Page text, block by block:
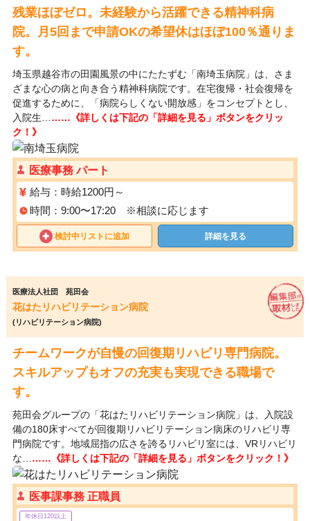
残業ほぼゼロ。未経験から活躍できる精神科病
院。月5回まで申請OKの希望休はほぼ100％通りま
す。
埼玉県越谷市の田園風景の中にたたずむ「南埼玉病院」は、さま
ざまな心の病と向き合う精神科病院です。在宅復帰・社会復帰を
促進するために、「病院らしくない開放感」をコンセプトとし、
入院生… ……《詳しくは下記の「詳細を見る」ボタンをクリッ
ク！》
医療事務 パート
給与：時給1200円～
時間：9:00〜17:20 ※相談に応じます
検討中リストに追加 詳細を見る
医療法人社団 苑田会
花はたリハビリテーション病院
(リハビリテーション病院)
チームワークが自慢の回復期リハビリ専門病院。
スキルアップもオフの充実も実現できる職場で
す。
苑田会グループの「花はたリハビリテーション病院」は、入院設
備の180床すべてが回復期リハビリテーション病床のリハビリ専
門病院です。地域屈指の広さを誇るリハビリ室には、VRリハビリ
な… ……《詳しくは下記の「詳細を見る」ボタンをクリック！》
医事課事務 正職員
年休日120以上